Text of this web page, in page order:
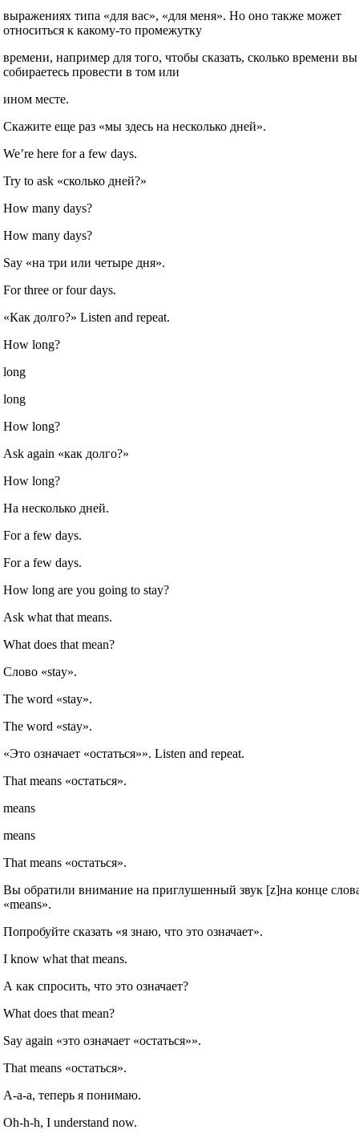
выражениях типа «для вас», «для меня». Но оно также может
относиться к какому‐то промежутку
времени, например для того, чтобы сказать, сколько времени вы
собираетесь провести в том или
ином месте.
Скажите еще раз «мы здесь на несколько дней».
We’re here for a few days.
Try to ask «сколько дней?»
How many days?
How many days?
Say «на три или четыре дня».
For three or four days.
«Как долго?» Listen and repeat.
How long?
long
long
How long?
Ask again «как долго?»
How long?
На несколько дней.
For a few days.
For a few days.
How long are you going to stay?
Ask what that means.
What does that mean?
Слово «stay».
The word «stay».
The word «stay».
«Это означает «остаться»». Listen and repeat.
That means «остаться».
means
means
That means «остаться».
Вы обратили внимание на приглушенный звук [z]на конце
«means».
Попробуйте сказать «я знаю, что это означает».
I know what that means.
А как спросить, что это означает?
What does that mean?
Say again «это означает «остаться»».
That means «остаться».
А‐а‐а, теперь я понимаю.
Oh‐h‐h, I understand now.